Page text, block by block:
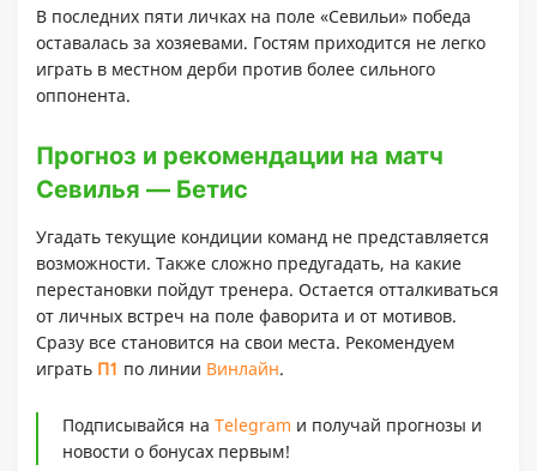
В последних пяти личках на поле «Севильи» победа
оставалась за хозяевами. Гостям приходится не легко
играть в местном дерби против более сильного
оппонента.
Прогноз и рекомендации на матч
Севилья — Бетис
Угадать текущие кондиции команд не представляется
возможности. Также сложно предугадать, на какие
перестановки пойдут тренера. Остается отталкиваться
от личных встреч на поле фаворита и от мотивов.
Сразу все становится на свои места. Рекомендуем
играть П1 по линии Винлайн.
Подписывайся на Telegram и получай прогнозы и
новости о бонусах первым!